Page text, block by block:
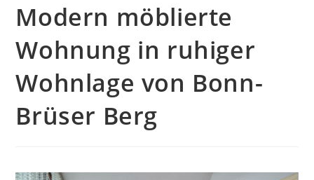
Modern möblierte
Wohnung in ruhiger
Wohnlage von Bonn-
Brüser Berg